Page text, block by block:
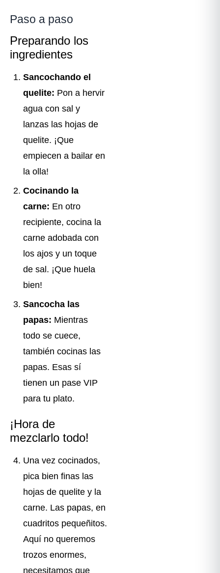
Paso a paso
Preparando los
ingredientes
Sancochando el
quelite: Pon a hervir
agua con sal y
lanzas las hojas de
quelite. ¡Que
empiecen a bailar en
la olla!
Cocinando la
carne: En otro
recipiente, cocina la
carne adobada con
los ajos y un toque
de sal. ¡Que huela
bien!
Sancocha las
papas: Mientras
todo se cuece,
también cocinas las
papas. Esas sí
tienen un pase VIP
para tu plato.
¡Hora de
mezclarlo todo!
Una vez cocinados,
pica bien finas las
hojas de quelite y la
carne. Las papas, en
cuadritos pequeñitos.
Aquí no queremos
trozos enormes,
necesitamos que